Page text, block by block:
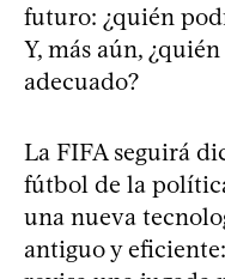
futuro: ¿quién
Y, más aún,
adecuado?
La FIFA seguirá
fútbol de la
una nueva
antiguo y